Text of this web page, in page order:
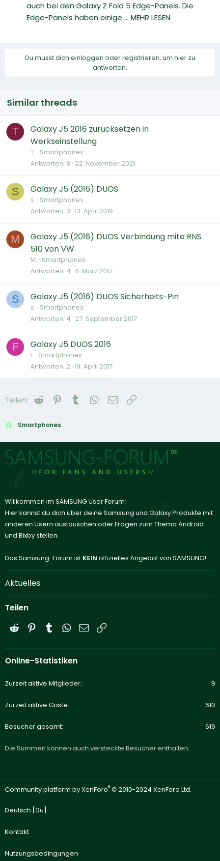
auch bei den Galaxy Z Fold 5 Edge-Panels. Die
Edge-Panels haben einige ... MEHR LESEN
Du musst dich einloggen oder registrieren, um hier zu
antworten.
Similar threads
T
Galaxy J5 2016 zurücksetzen in
Werkseinstellung
T. Smartphones
Antworten 8 22. November 2021
S Galaxy J5 (2016) DUOS
s. Smartphones
Antworten 3 13. April 2019
M
Galaxy J5 (2016) DUOS Verbindung mite RNS
510 von VW
M. Smartphones
Antworten 4 6. März 2017
S Galaxy J5 (2016) DUOS Sicherheits-Pin
s. Smartphones
Antworten 4 27. September 2017
F Galaxy J5 DUOS 2016
f. Smartphones
Antworten 2 19. April 2017
Teilen: Reddit Pinterest
Tumblr WhatsApp
E-Mail
Smartphones
Willkommen im SAMSUNG User Forum!
Hier kannst du dich über deine Samsung und Galaxy Produkte mit
anderen Usern austauschen oder Fragen zum Thema Android
und Bixby stellen.
Das Samsung-Forum ist KEIN offizielles Angebot von SAMSUNG!
Aktuelles
Teilen
Reddit PinterestTumblrWhatsApp
E-Mail
Online-Statistiken
Zurzeit aktive Mitglieder 9
Zurzeit aktive Gäste 610
Besucher gesamt 619
Die Summen können auch versteckte Besucher enthalten.
Community platform by XenForo® © 2010-2024 XenForo Ltd.
Deutsch [Du]
Kontakt
Nutzungsbedingungen